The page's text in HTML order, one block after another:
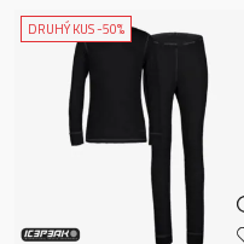
DRUHÝ KUS -50%